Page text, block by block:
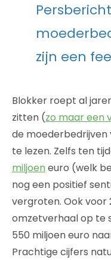
zijn een
Blokker roept al
zitten (zo maar een
de moederbedrijven
te lezen. Zelfs ten
miljoen euro (welk
nog een positief
vergroten. Ook voor
omzetverhaal op te
550 miljoen euro
Prachtige cijfers